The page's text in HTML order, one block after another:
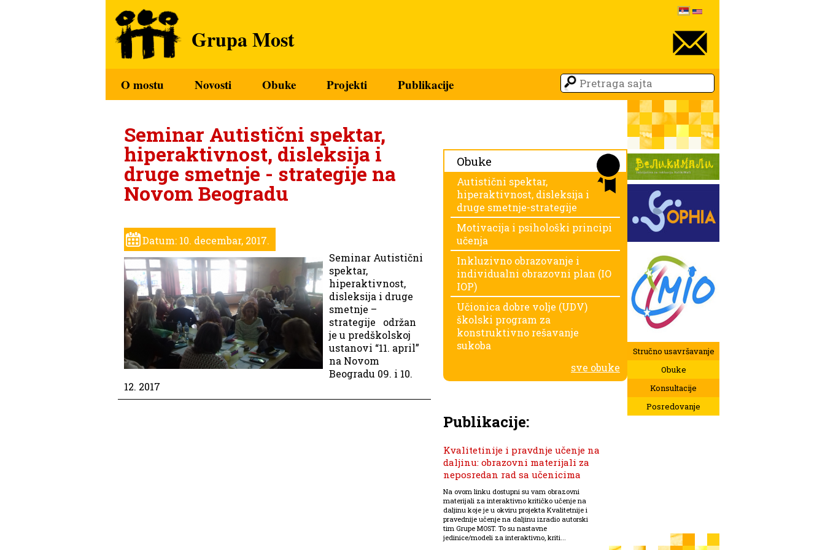
Grupa Most
O mostu Novosti Obuke Projekti Publikacije
Seminar Autistični spektar,
hiperaktivnost, disleksija i
druge smetnje - strategije na
Novom Beogradu
Datum: 10. decembar, 2017.
Seminar Autistični
spektar,
hiperaktivnost,
disleksija i druge
smetnje –
strategije održan
je u predškolskoj
ustanovi “11. april”
na Novom
Beogradu 09. i 10.
12. 2017
Obuke
Autistični spektar,
hiperaktivnost, disleksija i
druge smetnje-strategije
Motivacija i psihološki principi
učenja
Inkluzivno obrazovanje i
individualni obrazovni plan (IO
IOP)
Učionica dobre volje (UDV)
školski program za
konstruktivno rešavanje
sukoba
sve obuke
Publikacije:
Kvalitetinije i pravdnje učenje na
daljinu: obrazovni materijali za
neposredan rad sa učenicima
Na ovom linku dostupni su vam obrazovni
materijali za interaktivno kritičko učenje na
daljinu koje je u okviru projekta Kvalitetnije i
pravednije učenje na daljinu izradio autorski
tim Grupe MOST. To su nastavne
jedinice/modeli za interaktivno, kriti...
Stručno usavršavanje
Obuke
Konsultacije
Posredovanje